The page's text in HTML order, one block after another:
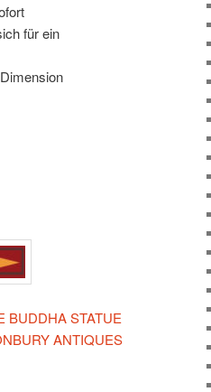
für ein
BUDDHA STATUE
ANTIQUES